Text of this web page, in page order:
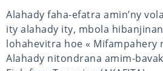
Alahady faha-efatra amin’ny
ity alahady ity, mbola
lohahevitra hoe « Mifampahery
Alahady nitondrana amim-